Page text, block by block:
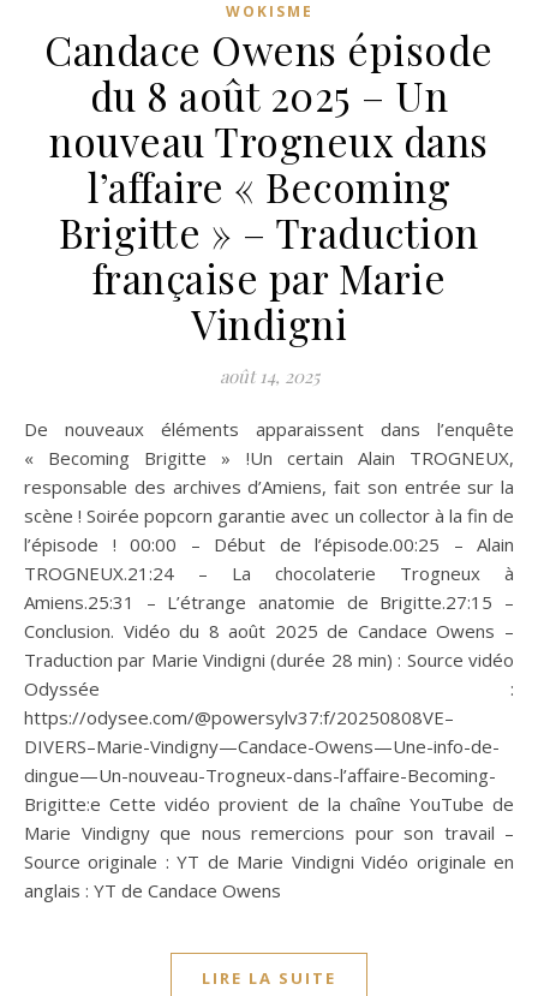
WOKISME
Candace Owens épisode
du 8 août 2025 – Un
nouveau Trogneux dans
l’affaire « Becoming
Brigitte » – Traduction
française par Marie
Vindigni
août 14, 2025
De nouveaux éléments apparaissent dans l’enquête
« Becoming Brigitte » !Un certain Alain TROGNEUX,
responsable des archives d’Amiens, fait son entrée sur la
scène ! Soirée popcorn garantie avec un collector à la fin de
l’épisode ! 00:00 – Début de l’épisode.00:25 – Alain
TROGNEUX.21:24 – La chocolaterie Trogneux à
Amiens.25:31 – L’étrange anatomie de Brigitte.27:15 –
Conclusion. Vidéo du 8 août 2025 de Candace Owens –
Traduction par Marie Vindigni (durée 28 min) : Source vidéo
Odyssée :
https://odysee.com/@powersylv37:f/20250808VE–
DIVERS–Marie-Vindigny—Candace-Owens—Une-info-de-
dingue—Un-nouveau-Trogneux-dans-l’affaire-Becoming-
Brigitte:e Cette vidéo provient de la chaîne YouTube de
Marie Vindigny que nous remercions pour son travail –
Source originale : YT de Marie Vindigni Vidéo originale en
anglais : YT de Candace Owens
LIRE LA SUITE